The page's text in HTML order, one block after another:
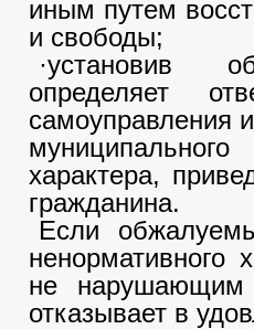
иным путем
и свободы;
·установив
определяет
самоуправления
характера,
гражданина.
Если
ненормативного
не нарушающим
отказывает в